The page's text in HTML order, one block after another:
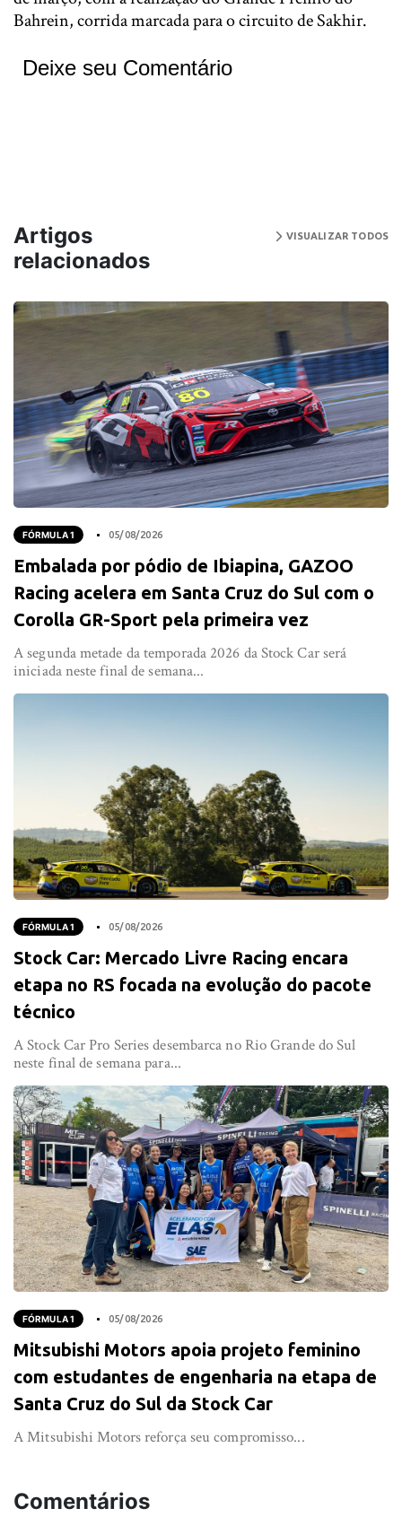
Bahrein, corrida marcada para o circuito de Sakhir.
Deixe seu Comentário
Artigos
relacionados
VISUALIZAR TODOS
FÓRMULA 1 05/08/2026
Embalada por pódio de Ibiapina, GAZOO
Racing acelera em Santa Cruz do Sul com o
Corolla GR-Sport pela primeira vez
A segunda metade da temporada 2026 da Stock Car será
iniciada neste final de semana...
FÓRMULA 1 05/08/2026
Stock Car: Mercado Livre Racing encara
etapa no RS focada na evolução do pacote
técnico
A Stock Car Pro Series desembarca no Rio Grande do Sul
neste final de semana para...
FÓRMULA 1 05/08/2026
Mitsubishi Motors apoia projeto feminino
com estudantes de engenharia na etapa de
Santa Cruz do Sul da Stock Car
A Mitsubishi Motors reforça seu compromisso...
Comentários